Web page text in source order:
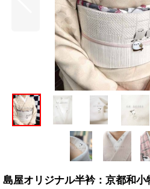
島屋オリジナル半衿：京都和